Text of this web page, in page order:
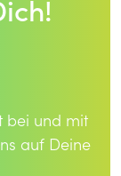
bei und mit
auf Deine